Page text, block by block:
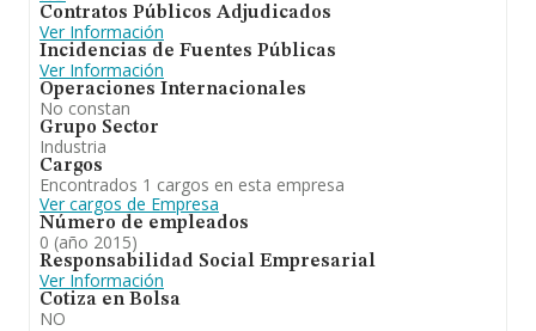
Contratos Públicos Adjudicados
Ver Información
Incidencias de Fuentes Públicas
Ver Información
Operaciones Internacionales
No constan
Grupo Sector
Industria
Cargos
Encontrados 1 cargos en esta empresa
Ver cargos de Empresa
Número de empleados
0 (año 2015)
Responsabilidad Social Empresarial
Ver Información
Cotiza en Bolsa
NO